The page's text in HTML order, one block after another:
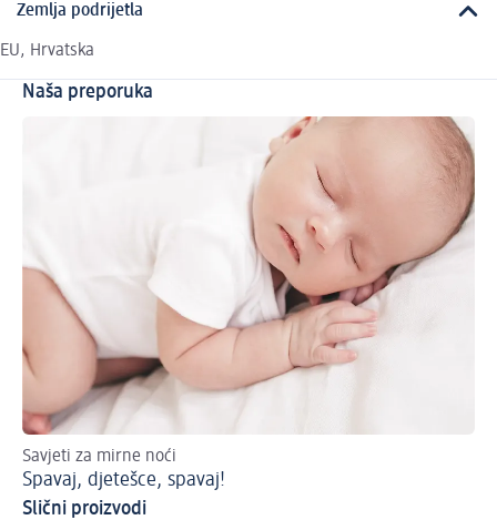
Zemlja podrijetla
EU, Hrvatska
Naša preporuka
Savjeti za mirne noći
Spavaj, djetešce, spavaj!
Slični proizvodi